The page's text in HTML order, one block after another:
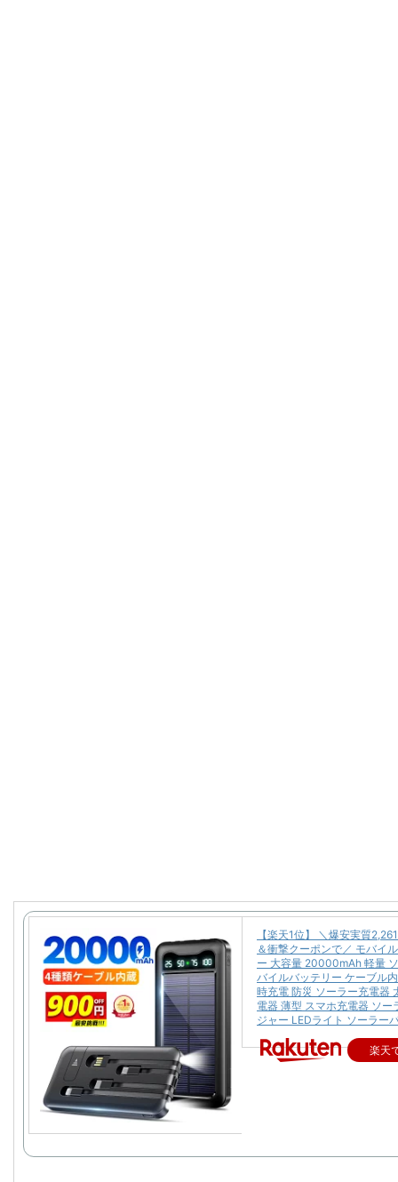
【楽天1位】 ＼爆安実質
＆衝撃クーポンで／ モバイ
ー 大容量 20000mAh 軽量
バイルバッテリー ケーブル
時充電 防災 ソーラー充電器
電器 薄型 スマホ充電器 ソー
ジャー LEDライト ソーラー
楽天